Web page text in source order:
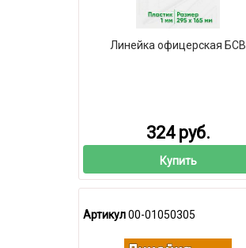
Линейка офицерская БСВ
324 руб.
Купить
Артикул00-01050305